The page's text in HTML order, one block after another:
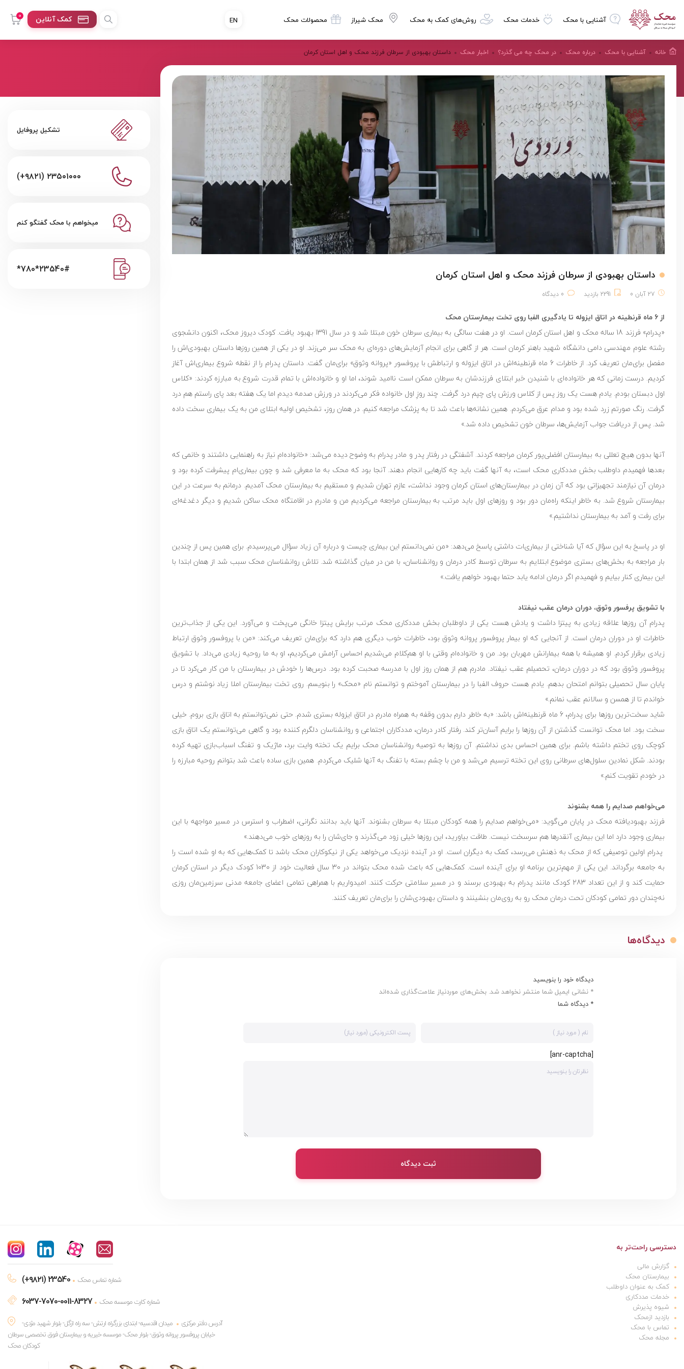
آشنایی با محک خدمات محک روش‌های کمک به محک محک شیراز محصولات محک 0 کمک آنلاین EN
خانه آشنایی با محک درباره محک در محک چه می گذرد؟ اخبار محک داستان بهبودی از سرطان فرزند محک و اهل استان کرمان
داستان بهبودی از سرطان فرزند محک و اهل استان کرمان
27 آبان 0 2291 بازدید 0 دیدگاه
از 6 ماه قرنطینه در اتاق ایزوله تا یادگیری الفبا روی تخت بیمارستان محک
«پدرام» فرزند 18 ساله محک و اهل استان کرمان است. او در هفت سالگی به بیماری سرطان خون مبتلا شد و در سال 1391 بهبود یافت. کودک دیروز محک، اکنون دانشجوی
رشته علوم مهندسی دامی دانشگاه شهید باهنر کرمان است. هر از گاهی برای انجام آزمایش‌های دوره‌ای به محک سر می‌زند. او در یکی از همین روزها داستان بهبودی‌اش را
مفصل برای‌مان تعریف کرد. از خاطرات 6 ماه قرنطینه‌اش در اتاق ایزوله و ارتباطش با پروفسور «پروانه وثوق» برای‌مان گفت. داستان پدرام را از نقطه شروع بیماری‌اش آغاز
کردیم. درست زمانی که هر خانواده‌ای با شنیدن خبر ابتلای فرزندشان به سرطان ممکن است ناامید شوند، اما او و خانواده‌اش با تمام قدرت شروع به مبارزه کردند: «کلاس
اول دبستان بودم. یادم هست یک روز پس از کلاس ورزش پای چپم درد گرفت. چند روزِ اول خانواده فکر می‌کردند در ورزش صدمه دیدم اما یک هفته بعد پای راستم هم درد
گرفت. رنگ صورتم زرد شده بود و مدام عرق می‌کردم. همین نشانه‌ها باعث شد تا به پزشک مراجعه کنیم. در همان روز، تشخیص اولیه ابتلای من به یک بیماری سخت داده
شد. پس از دریافت جواب آزمایش‌ها، سرطان خون تشخیص داده شد.»
آنها بدون هیچ تعللی به بیمارستان افضلی‌پور کرمان مراجعه کردند. آشفتگی در رفتار پدر و مادر پدرام به وضوح دیده می‌شد: «خانواده‌ام نیاز به راهنمایی داشتند و خانمی که
بعدها فهمیدم داوطلب بخش مددکاری محک است، به آنها گفت باید چه کارهایی انجام دهند. آنجا بود که محک به ما معرفی شد و چون بیماری‌ام پیشرفت کرده بود و
درمان آن نیازمند تجهیزاتی بود که آن زمان در بیمارستان‌های استان کرمان وجود نداشت، عازم تهران شدیم و مستقیم به بیمارستان محک آمدیم. درمانم به سرعت در این
بیمارستان شروع شد. به خاطر اینکه راه‌مان دور بود و روزهای اول باید مرتب به بیمارستان مراجعه می‌کردیم من و مادرم در اقامتگاه محک ساکن شدیم و دیگر دغدغه‌ای
برای رفت و آمد به بیمارستان نداشتیم.»
او در پاسخ به این سؤال که آیا شناختی از بیماری‌ات داشتی پاسخ می‌دهد: «من نمی‌دانستم این بیماری چیست و درباره آن زیاد سؤال می‌پرسیدم. برای همین پس از چندین
بار مراجعه به بخش‌های بستری موضوع ابتلایم به سرطان توسط کادر درمان و روانشناسان، با من در میان گذاشته شد. تلاش روانشناسان محک سبب شد از همان ابتدا با
این بیماری کنار بیایم و فهمیدم اگر درمان ادامه یابد حتما بهبود خواهم یافت.»
با تشویق پرفسور وثوق، دوران درمان عقب نیفتاد
پدرام آن روزها علاقه زیادی به پیتزا داشت و یادش هست یکی از داوطلبان بخش مددکاری محک مرتب برایش پیتزا خانگی می‌پخت و می‌آورد. این یکی از جذاب‌ترین
خاطرات او در دوران درمان است. از آنجایی که او بیمار پروفسور پروانه وثوق بود، خاطرات خوب دیگری هم دارد که برای‌مان تعریف می‌کند: «من با پروفسور وثوق ارتباط
زیادی برقرار کردم. او همیشه با همه بیمارانش مهربان بود. من و خانواده‌ام وقتی با او هم‌کلام می‌شدیم احساس آرامش می‌کردیم، او به ما روحیه زیادی می‌داد. با تشویق
پروفسور وثوق بود که در دوران درمان، تحصیلم عقب نیفتاد. مادرم هم از همان روز اول با مدرسه صحبت کرده بود. درس‌ها را خودش در بیمارستان با من کار می‌کرد تا در
پایان سال تحصیلی بتوانم امتحان بدهم. یادم هست حروف الفبا را در بیمارستان آموختم و توانستم نام «محک» را بنویسم. روی تخت بیمارستان املا زیاد نوشتم و درس
خواندم تا از همسن و سالانم عقب نمانم.»
شاید سخت‌ترین روزها برای پدرام، 6 ماه قرنطینه‌اش باشد: «به خاطر دارم بدون وقفه به همراه مادرم در اتاق ایزوله بستری شدم. حتی نمی‌توانستم به اتاق بازی بروم. خیلی
سخت بود. اما محک توانست گذشتن از آن روزها را برایم آسان‌تر کند. رفتار کادر درمان، مددکاران اجتماعی و روانشناسان دلگرم کننده بود و گاهی می‌توانستم یک اتاق بازی
کوچک روی تختم داشته باشم. برای همین احساس بدی نداشتم. آن روزها به توصیه روانشناسان محک برایم یک تخته وایت برد، ماژیک و تفنگ اسباب‌بازی تهیه کرده
بودند. شکل نمادین سلول‌های سرطانی روی این تخته ترسیم می‌شد و من با چشم بسته با تفنگ به آنها شلیک می‌کردم. همین بازی ساده باعث شد بتوانم روحیه مبارزه را
در خودم تقویت کنم.»
می‌خواهم صدایم را همه بشنوند
فرزند بهبودیافته محک در پایان می‌گوید: «می‌خواهم صدایم را همه کودکان مبتلا به سرطان بشنوند. آنها باید بدانند نگرانی، اضطراب و استرس در مسیر مواجهه با این
بیماری وجود دارد اما این بیماری آنقدرها هم سرسخت نیست. طاقت بیاورید، این روزها خیلی زود می‌گذرند و جای‌شان را به روزهای خوب می‌دهند.»
پدرام اولین توصیفی که از محک به ذهنش می‌رسد، کمک به دیگران است. او در آینده نزدیک می‌خواهد یکی از نیکوکاران محک باشد تا کمک‌هایی که به او شده است را
به جامعه برگرداند. این یکی از مهم‌ترین برنامه او برای آینده است. کمک‌هایی که باعث شده محک بتواند در 30 سال فعالیت خود از 1030 کودک دیگر در استان کرمان
حمایت کند و از این تعداد 283 کودک مانند پدرام به بهبودی برسند و در مسیر سلامتی حرکت کنند. امیدواریم با همراهی تمامی اعضای جامعه مدنی سرزمین‌مان روزی
نه‌چندان دور تمامی کودکان تحت درمان محک رو به روی‌مان بنشینند و داستان بهبودی‌شان را برای‌مان تعریف کنند.
دیدگاه‌ها
دیدگاه خود را بنویسید
* نشانی ایمیل شما منتشر نخواهد شد. بخش‌های موردنیاز علامت‌گذاری شده‌اند
* دیدگاه شما
[anr-captcha]
ثبت دیدگاه
تشکیل پروفایل
(+۹۸۲۱) ۲۳۵۰۱۰۰۰
میخواهم با محک گفتگو کنم
*780*23540#
دسترسی راحت‌تر به
گزارش مالی
بیمارستان محک
کمک به عنوان داوطلب
خدمات مددکاری
شیوه پذیرش
بازدید ازمحک
تماس با محک
مجله محک
(+۹۸۲۱) 23540 شماره تماس محک
6037-7070-0011-8327
شماره کارت موسسه محک
آدرس دفتر مرکزی
میدان اقدسیه- ابتدای بزرگراه ارتش- سه راه ازگل- بلوار شهید مژدی-
خیابان پروفسور پروانه وثوق- بلوار محک- موسسه خیریه و بیمارستان فوق تخصصی سرطان
کودکان محک